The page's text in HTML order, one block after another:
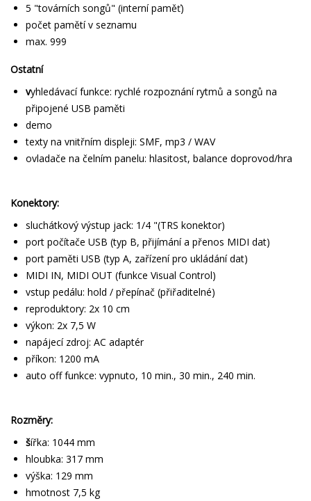
5 "továrních songů" (interní paměť)
počet pamětí v seznamu
max. 999
Ostatní
vyhledávací funkce: rychlé rozpoznání rytmů a songů na
připojené USB paměti
demo
texty na vnitřním displeji: SMF, mp3 / WAV
ovladače na čelním panelu: hlasitost, balance doprovod/hra
Konektory:
sluchátkový výstup jack: 1/4 "(TRS konektor)
port počítače USB (typ B, přijímání a přenos MIDI dat)
port paměti USB (typ A, zařízení pro ukládání dat)
MIDI IN, MIDI OUT (funkce Visual Control)
vstup pedálu: hold / přepínač (přiřaditelné)
reproduktory: 2x 10 cm
výkon: 2x 7,5 W
napájecí zdroj: AC adaptér
příkon: 1200 mA
auto off funkce: vypnuto, 10 min., 30 min., 240 min.
Rozměry:
šířka: 1044 mm
hloubka: 317 mm
výška: 129 mm
hmotnost 7,5 kg